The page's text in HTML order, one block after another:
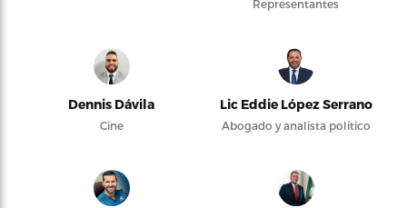
Representantes
Dennis Dávila
Cine
Lic Eddie López Serrano
Abogado y analista político